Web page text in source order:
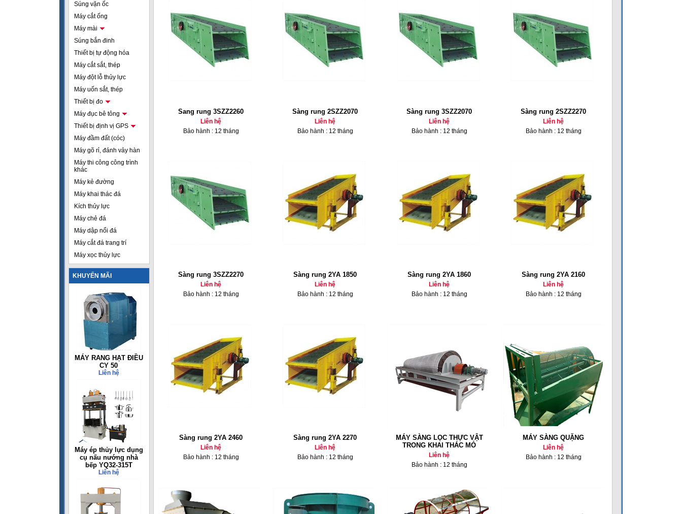
Súng vặn ốc
Máy cắt ống
Máy mài
Súng bắn đinh
Thiết bị tự động hóa
Máy cắt sắt, thép
Máy đột lỗ thủy lực
Máy uốn sắt, thép
Thiết bị đo
Máy đục bê tông
Thiết bị định vị GPS
Máy đầm đất (cóc)
Máy gõ rỉ, đánh vảy hàn
Máy thi công công trình
khác
Máy kẻ đường
Máy khai thác đá
Kích thủy lực
Máy chẻ đá
Máy dập nổi đá
Máy cắt đá trang trí
Máy xọc thủy lực
KHUYẾN MÃI
MÁY RANG HẠT ĐIỀU
CY 50
Liên hệ
Máy ép thủy lực dụng
cụ nấu nướng nhà
bếp YQ32-315T
Liên hệ
Sang rung 3SZZ2260
Liên hệ
Bảo hành : 12 tháng
Sàng rung 2SZZ2070
Liên hệ
Bảo hành : 12 tháng
Sàng rung 3SZZ2070
Liên hệ
Bảo hành : 12 tháng
Sàng rung 2SZZ2270
Liên hệ
Bảo hành : 12 tháng
Sàng rung 3SZZ2270
Liên hệ
Bảo hành : 12 tháng
Sàng rung 2YA 1850
Liên hệ
Bảo hành : 12 tháng
Sàng rung 2YA 1860
Liên hệ
Bảo hành : 12 tháng
Sàng rung 2YA 2160
Liên hệ
Bảo hành : 12 tháng
Sàng rung 2YA 2460
Liên hệ
Bảo hành : 12 tháng
Sàng rung 2YA 2270
Liên hệ
Bảo hành : 12 tháng
MÁY SÀNG LỌC THỰC VẬT
TRONG KHAI THÁC MỎ
Liên hệ
Bảo hành : 12 tháng
MÁY SÀNG QUẶNG
Liên hệ
Bảo hành : 12 tháng